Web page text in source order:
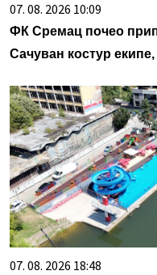
07. 08. 2026 10:09
ФК Сремац почео
Сачуван костур
07. 08. 2026 18:48